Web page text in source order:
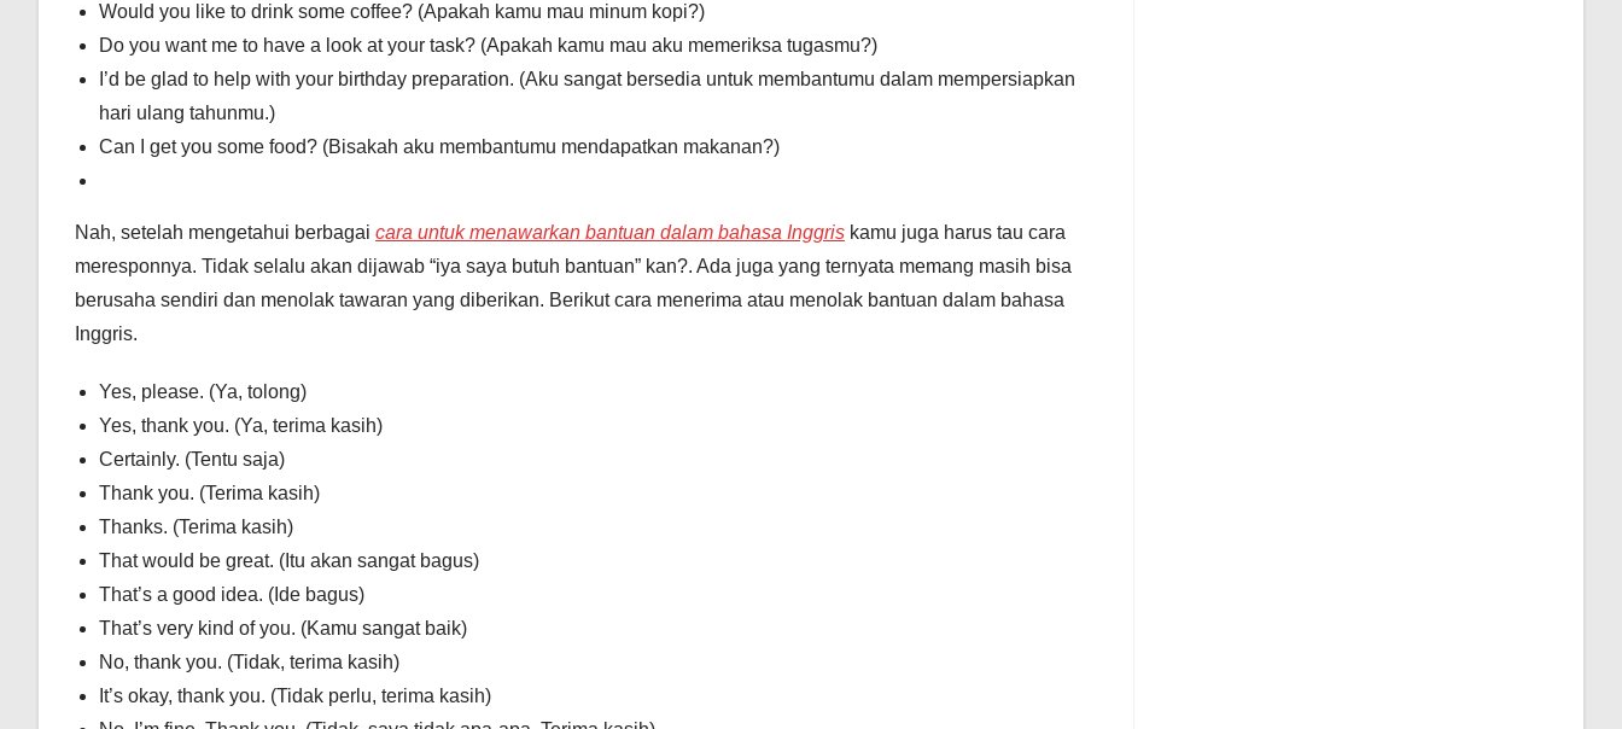
Would you like to drink some coffee? (Apakah kamu mau minum kopi?)
Do you want me to have a look at your task? (Apakah kamu mau aku memeriksa tugasmu?)
I’d be glad to help with your birthday preparation. (Aku sangat bersedia untuk membantumu dalam mempersiapkan
hari ulang tahunmu.)
Can I get you some food? (Bisakah aku membantumu mendapatkan makanan?)
Nah, setelah mengetahui berbagai cara untuk menawarkan bantuan dalam bahasa Inggris kamu juga harus tau cara
meresponnya. Tidak selalu akan dijawab “iya saya butuh bantuan” kan?. Ada juga yang ternyata memang masih bisa
berusaha sendiri dan menolak tawaran yang diberikan. Berikut cara menerima atau menolak bantuan dalam bahasa
Inggris.
Yes, please. (Ya, tolong)
Yes, thank you. (Ya, terima kasih)
Certainly. (Tentu saja)
Thank you. (Terima kasih)
Thanks. (Terima kasih)
That would be great. (Itu akan sangat bagus)
That’s a good idea. (Ide bagus)
That’s very kind of you. (Kamu sangat baik)
No, thank you. (Tidak, terima kasih)
It’s okay, thank you. (Tidak perlu, terima kasih)